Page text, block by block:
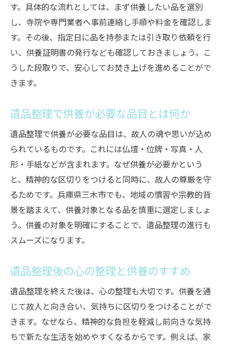
す。具体的な流れとしては、まず供養したい品を選別
し、寺院や専門業者へ事前連絡し手順や料金を確認しま
す。その後、指定日に品を持参または引き取り依頼を行
い、供養証明書の発行なども確認しておきましょう。こ
うした段取りで、安心してお焚き上げを進めることがで
きます。
遺品整理で供養が必要な品目とは何か
遺品整理で供養が必要な品目は、故人の魂や思いが込め
られているものです。これには仏壇・位牌・写真・人
形・手紙などが含まれます。なぜ供養が必要かという
と、精神的な区切りをつけると同時に、故人の尊厳を守
るためです。兵庫県三木市でも、地域の慣習や宗教的背
景を踏まえて、供養対象となる品を慎重に選定しましょ
う。供養の対象を明確にすることで、遺品整理の進行も
スムーズになります。
遺品整理後の心の整理と供養のすすめ
遺品整理を終えた後は、心の整理も大切です。供養を通
じて故人と向き合い、気持ちに区切りをつけることがで
きます。なぜなら、精神的な負担を軽減し前向きな気持
ちで新たな生活を始めやすくなるからです。例えば、家